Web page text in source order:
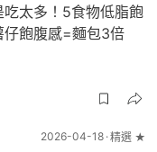
吃太多！5食物低脂飽
飽腹感=麵包3倍
2026-04-18 精選 ★